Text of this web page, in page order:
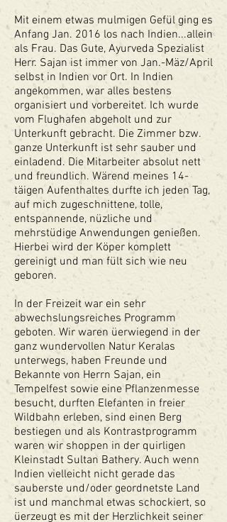
Mit einem etwas mulmigen Gefül ging es
Anfang Jan. 2016 los nach Indien...allein
als Frau. Das Gute, Ayurveda Spezialist
Herr. Sajan ist immer von Jan.-Mäz/April
selbst in Indien vor Ort. In Indien
angekommen, war alles bestens
organisiert und vorbereitet. Ich wurde
vom Flughafen abgeholt und zur
Unterkunft gebracht. Die Zimmer bzw.
ganze Unterkunft ist sehr sauber und
einladend. Die Mitarbeiter absolut nett
und freundlich. Wärend meines 14-
täigen Aufenthaltes durfte ich jeden Tag,
auf mich zugeschnittene, tolle,
entspannende, nüzliche und
mehrstüdige Anwendungen genießen.
Hierbei wird der Köper komplett
gereinigt und man fült sich wie neu
geboren.
In der Freizeit war ein sehr
abwechslungsreiches Programm
geboten. Wir waren üerwiegend in der
ganz wundervollen Natur Keralas
unterwegs, haben Freunde und
Bekannte von Herrn Sajan, ein
Tempelfest sowie eine Pflanzenmesse
besucht, durften Elefanten in freier
Wildbahn erleben, sind einen Berg
bestiegen und als Kontrastprogramm
waren wir shoppen in der quirligen
Kleinstadt Sultan Bathery. Auch wenn
Indien vielleicht nicht gerade das
sauberste und/oder geordnetste Land
ist und manchmal etwas schockiert, so
üerzeugt es mit der Herzlichkeit seiner